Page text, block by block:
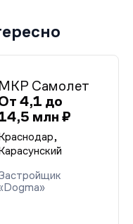
МКР Самолет
4,1 до
млн ₽